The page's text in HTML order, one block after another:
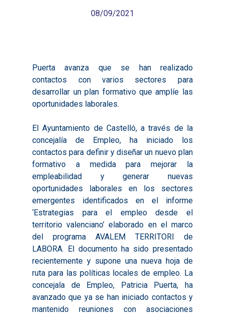
08/09/2021
Puerta avanza que se han realizado
contactos con varios sectores para
desarrollar un plan formativo que amplíe las
oportunidades laborales.
El Ayuntamiento de Castelló, a través de la
concejalía de Empleo, ha iniciado los
contactos para definir y diseñar un nuevo plan
formativo a medida para mejorar la
empleabilidad y generar nuevas
oportunidades laborales en los sectores
emergentes identificados en el informe
‘Estrategias para el empleo desde el
territorio valenciano’ elaborado en el marco
del programa AVALEM TERRITORI de
LABORA. El documento ha sido presentado
recientemente y supone una nueva hoja de
ruta para las políticas locales de empleo. La
concejala de Empleo, Patricia Puerta, ha
avanzado que ya se han iniciado contactos y
mantenido reuniones con asociaciones